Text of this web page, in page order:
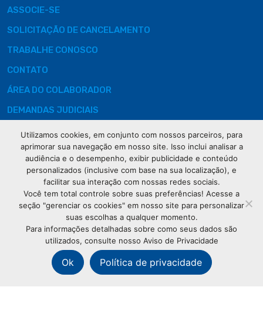
ASSOCIE-SE
SOLICITAÇÃO DE CANCELAMENTO
TRABALHE CONOSCO
CONTATO
ÁREA DO COLABORADOR
DEMANDAS JUDICIAIS
Rua XV de
Novembro, 621
Curitiba
CEP: 80020-310
(41) 3320-
2929
Utilizamos cookies, em conjunto com nossos parceiros, para
aprimorar sua navegação em nosso site. Isso inclui analisar a
audiência e o desempenho, exibir publicidade e conteúdo
personalizados (inclusive com base na sua localização), e
facilitar sua interação com nossas redes sociais.
Você tem total controle sobre suas preferências! Acesse a
seção "gerenciar os cookies" em nosso site para personalizar
suas escolhas a qualquer momento.
Para informações detalhadas sobre como seus dados são
utilizados, consulte nosso Aviso de Privacidade
Ok Política de privacidade